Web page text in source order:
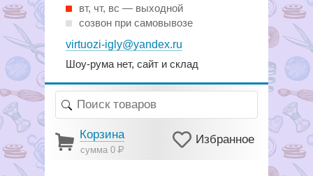
вт, чт, вс — выходной
созвон при самовывозе
virtuozi-igly@yandex.ru
Шоу-рума нет, сайт и склад
Корзина
сумма 0Р
Избранное